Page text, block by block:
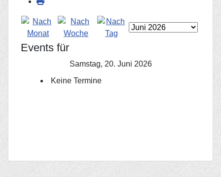
Events für
Samstag, 20. Juni 2026
Keine Termine